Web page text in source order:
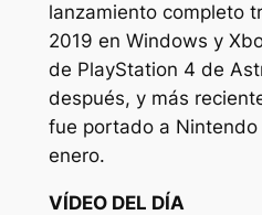
lanzamiento completo
2019 en Windows y
de PlayStation 4 de
después, y más
fue portado a Nintendo
enero.
VÍDEO DEL DÍA